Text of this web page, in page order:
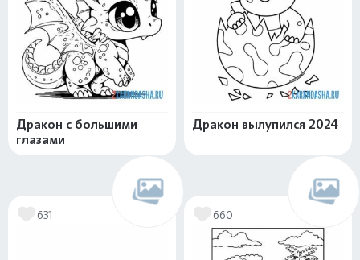
Дракон с большими
глазами
Дракон вылупился 2024
631 660